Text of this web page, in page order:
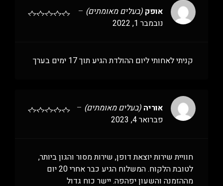
אופק (בעלים מאומתים) –
נובמבר 1, 2022
קניתי לאחותי ליום ההולדת הגיע תוך 17 ימים בערך
אוריה (בעלים מאומתים) –
פברואר 4, 2023
חוויית שירות יוצאת דופן, שירות מסור והגון ביותר,
לטובת הלקוח. המשלוח הגיע כבר אחרי 20 יום
מההזמנה והשעון יפהפה. יישר כוח גדול